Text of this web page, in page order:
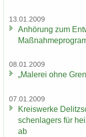
13.01.2009
An­hö­rung zum
08.01.2009
„Ma­le­rei ohne
07.01.2009
Kreis­wer­ke
schen­la­gers für
ab